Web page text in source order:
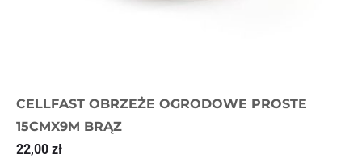
CELLFAST OBRZEŻE OGRODOWE PROSTE
15CMX9M BRĄZ
22,00 zł